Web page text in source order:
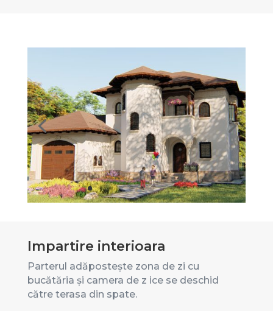
Impartire interioara
Parterul adăpostește zona de zi cu
bucătăria și camera de z ice se deschid
către terasa din spate.